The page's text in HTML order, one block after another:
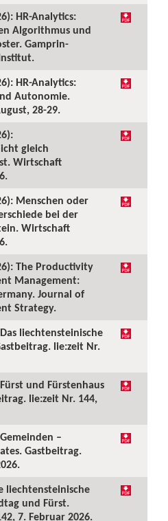
HR-Analytics:
Algorithmus und
Gamprin-
HR-Analytics:
Autonomie.
28-29.
gleich
Wirtschaft
Menschen oder
bei der
Wirtschaft
The Productivity
Management:
Journal of
Strategy.
liechtensteinische
lie:zeit Nr.
und Fürstenhaus
lie:zeit Nr. 144,
–
Gastbeitrag.
liechtensteinische
und Fürst.
7. Februar 2026.